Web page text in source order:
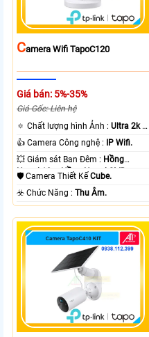
CAmera Wifi TapoC120
Giá bán: 5%-35%
Giá Gốc: Liên hệ
🔅 Chất lượng hình Ảnh :Ultra 2k +
.
👍 Camera Công nghệ :
IP Wifi.
💥 Giám sát Ban Đêm : Hồng
Ngoại 10m Hồng Ngoại SMD.
🛡 Camera Thiết KếCube.
️☣️ Chức Năng :Thu Âm.